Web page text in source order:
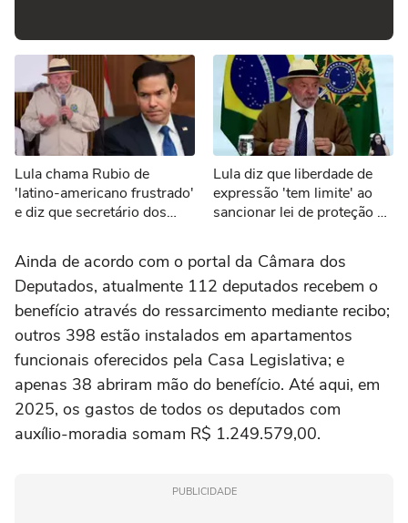
Lula chama Rubio de
'latino-americano frustrado'
e diz que secretário dos
Lula diz que liberdade de
expressão 'tem limite' ao
sancionar lei de proteção a
Ainda de acordo com o portal da Câmara dos
Deputados, atualmente 112 deputados recebem o
benefício através do ressarcimento mediante recibo;
outros 398 estão instalados em apartamentos
funcionais oferecidos pela Casa Legislativa; e
apenas 38 abriram mão do benefício. Até aqui, em
2025, os gastos de todos os deputados com
auxílio-moradia somam R$ 1.249.579,00.
PUBLICIDADE